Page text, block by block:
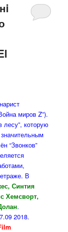
миров Z”).
лесу”, которую
“Звонков”
В
Синтия
Хемсворт,
.
2018.